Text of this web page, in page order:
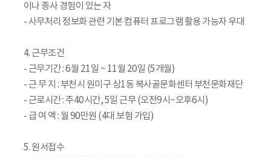
이나 종사 경험이 있는 자
- 사무처리 정보화 관련 기본 컴퓨터 프로그램 활용 가능자 우대
4. 근무조건
- 근무기간 : 6월 21일 ~ 11월 20일 (5개월)
- 근 무 지 : 부천시 원미구 상1동 복사골문화센터 부천문화재단
- 근로시간 : 주40시간, 5일 근무 (오전9시~오후6시)
- 급 여 액 : 월 90만원 (4대 보험 가입)
5. 원서접수